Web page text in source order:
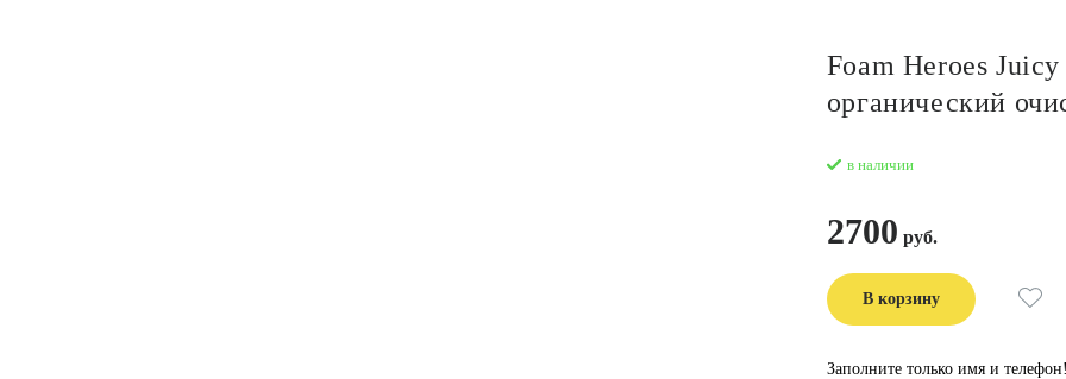
Foam Heroes
органический
в наличии
2700
В корзину
Заполните только имя и